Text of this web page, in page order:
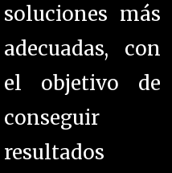
soluciones más
adecuadas, con
el objetivo de
conseguir
resultados